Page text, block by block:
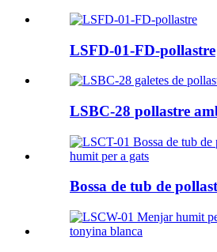
LSFD-01-FD-pollastre
LSBC-28 pollastre
Bossa de tub de